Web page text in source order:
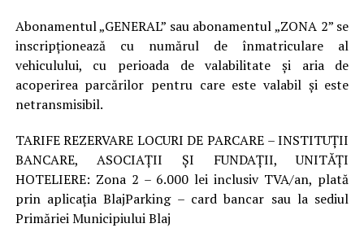
Abonamentul „GENERAL” sau abonamentul „ZONA 2” se
inscripţionează cu numărul de înmatriculare al
vehiculului, cu perioada de valabilitate și aria de
acoperirea parcărilor pentru care este valabil şi este
netransmisibil.
TARIFE REZERVARE LOCURI DE PARCARE – INSTITUȚII
BANCARE, ASOCIAȚII ȘI FUNDAȚII, UNITĂȚI
HOTELIERE: Zona 2 – 6.000 lei inclusiv TVA/an, plată
prin aplicația BlajParking – card bancar sau la sediul
Primăriei Municipiului Blaj